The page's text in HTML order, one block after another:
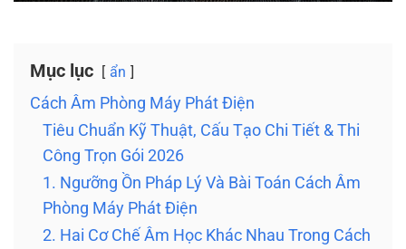
Mục lục ẩn
Cách Âm Phòng Máy Phát Điện
Tiêu Chuẩn Kỹ Thuật, Cấu Tạo Chi Tiết & Thi
Công Trọn Gói 2026
1. Ngưỡng Ồn Pháp Lý Và Bài Toán Cách Âm
Phòng Máy Phát Điện
2. Hai Cơ Chế Âm Học Khác Nhau Trong Cách